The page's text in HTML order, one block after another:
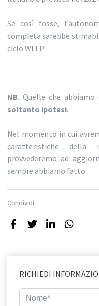
Se così fosse,
completa sarebbe
ciclo WLTP.
NB. Quelle che
soltanto ipotesi.
Nel momento in cui
caratteristiche della
provvederemo ad
sempre abbiamo fatto.
Condividi
RICHIEDI